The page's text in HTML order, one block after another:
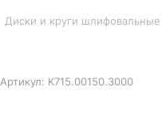
Диски и круги шлифовальные
Артикул: K715.00150.3000